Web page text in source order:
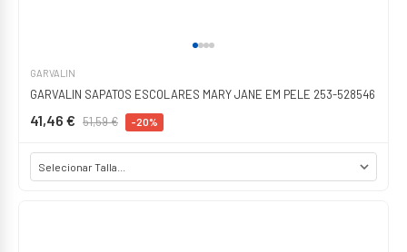
GARVALIN
GARVALIN SAPATOS ESCOLARES MARY JANE EM PELE 253-528546
41,46 € 51,59 € -20%